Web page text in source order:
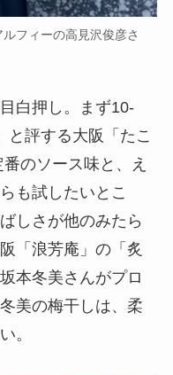
フィーの高見沢俊彦さ
白押し。まず10-
と評する大阪「たこ
のソース味と、え
も試したいとこ
しさが他のみたら
「浪芳庵」の「炙
本冬美さんがプロ
美の梅干しは、柔
。